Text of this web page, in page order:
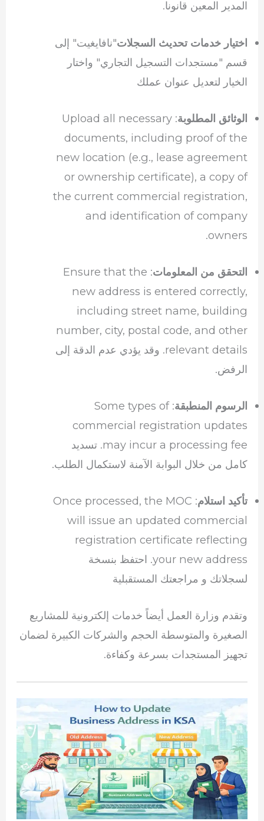
المدير المعين قانونا.
اختيار خدمات تحديث السجلات"نافايغيت" إلى
قسم "مستجدات التسجيل التجاري" واختار
الخيار لتعديل عنوان عملك
الوثائق المطلوبة : Upload all necessary
documents, including proof of the
new location (e.g., lease agreement
or ownership certificate), a copy of
the current commercial registration,
and identification of company
owners.
التحقق من المعلومات : Ensure that the
new address is entered correctly,
including street name, building
number, city, postal code, and other
relevant details. وقد يؤدي عدم الدقة إلى
الرفض.
الرسوم المنطبقة : Some types of
commercial registration updates
may incur a processing fee. تسديد
كامل من خلال البوابة الآمنة لاستكمال الطلب.
تأكيد استلام : Once processed, the MOC
will issue an updated commercial
registration certificate reflecting
your new address. احتفظ بنسخة
لسجلاتك و مراجعتك المستقبلية
وتقدم وزارة العمل أيضاً خدمات إلكترونية للمشاريع
الصغيرة والمتوسطة الحجم والشركات الكبيرة لضمان
تجهيز المستجدات بسرعة وكفاءة.